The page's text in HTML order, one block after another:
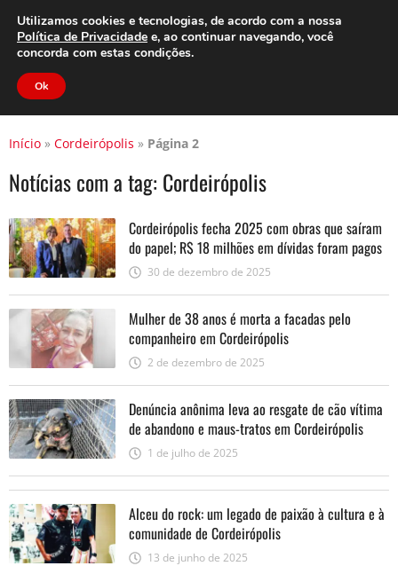
Clube do Assinante Área do Assinante
Início » Cordeirópolis » Página 2
Notícias com a tag: Cordeirópolis
Cordeirópolis fecha 2025 com obras que saíram
do papel; R$ 18 milhões em dívidas foram pagos
no ano30 de dezembro de 2025
Mulher de 38 anos é morta a facadas pelo
companheiro em Cordeirópolis
2 de dezembro de 2025
Denúncia anônima leva ao resgate de cão vítima
de abandono e maus-tratos em Cordeirópolis
1 de julho de 2025
Alceu do rock: um legado de paixão à cultura e à
comunidade de Cordeirópolis
13 de junho de 2025
Utilizamos cookies e tecnologias, de acordo com a nossa
Política de Privacidade e, ao continuar navegando, você
concorda com estas condições.
Ok